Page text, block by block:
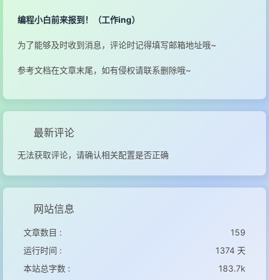
编程小白前来报到！（工作ing）
为了能够及时收到消息，评论时记得填写邮箱地址哦~
参考文档在文章末尾，如有侵权请联系删除哦~
最新评论
无法获取评论，请确认相关配置是否正确
网站信息
文章数目 :
159
运行时间 :
1374 天
本站总字数 :
183.7k